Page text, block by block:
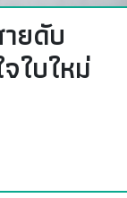
ยดับ
ใบใหม่